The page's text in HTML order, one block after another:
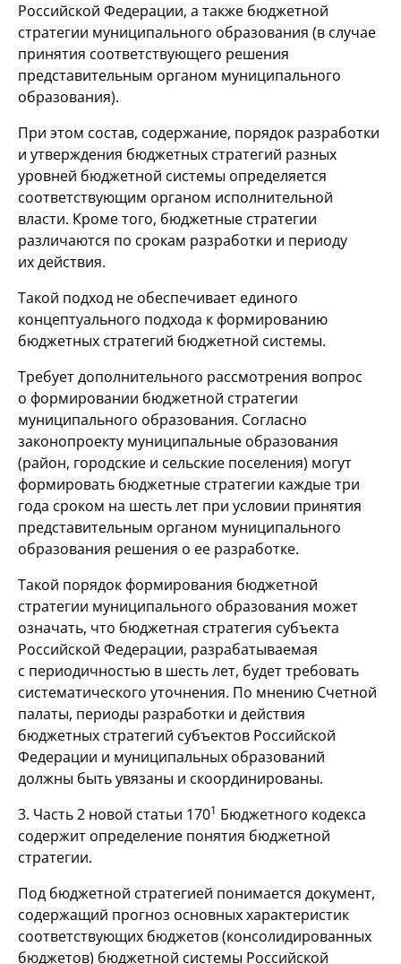
Российской Федерации, а также бюджетной
стратегии муниципального образования (в случае
принятия соответствующего решения
представительным органом муниципального
образования).
При этом состав, содержание, порядок разработки
и утверждения бюджетных стратегий разных
уровней бюджетной системы определяется
соответствующим органом исполнительной
власти. Кроме того, бюджетные стратегии
различаются по срокам разработки и периоду
их действия.
Такой подход не обеспечивает единого
концептуального подхода к формированию
бюджетных стратегий бюджетной системы.
Требует дополнительного рассмотрения вопрос
о формировании бюджетной стратегии
муниципального образования. Согласно
законопроекту муниципальные образования
(район, городские и сельские поселения) могут
формировать бюджетные стратегии каждые три
года сроком на шесть лет при условии принятия
представительным органом муниципального
образования решения о ее разработке.
Такой порядок формирования бюджетной
стратегии муниципального образования может
означать, что бюджетная стратегия субъекта
Российской Федерации, разрабатываемая
с периодичностью в шесть лет, будет требовать
систематического уточнения. По мнению Счетной
палаты, периоды разработки и действия
бюджетных стратегий субъектов Российской
Федерации и муниципальных образований
должны быть увязаны и скоординированы.
3. Часть 2 новой статьи 1701 Бюджетного кодекса
содержит определение понятия бюджетной
стратегии.
Под бюджетной стратегией понимается документ,
содержащий прогноз основных характеристик
соответствующих бюджетов (консолидированных
бюджетов) бюджетной системы Российской